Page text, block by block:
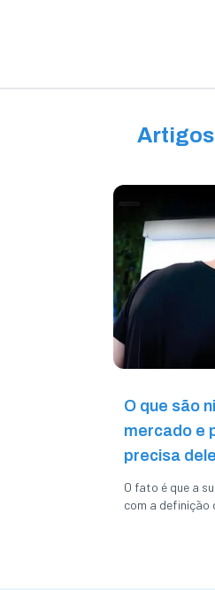
O que são
mercado e
precisa
O fato é que a
com a definição